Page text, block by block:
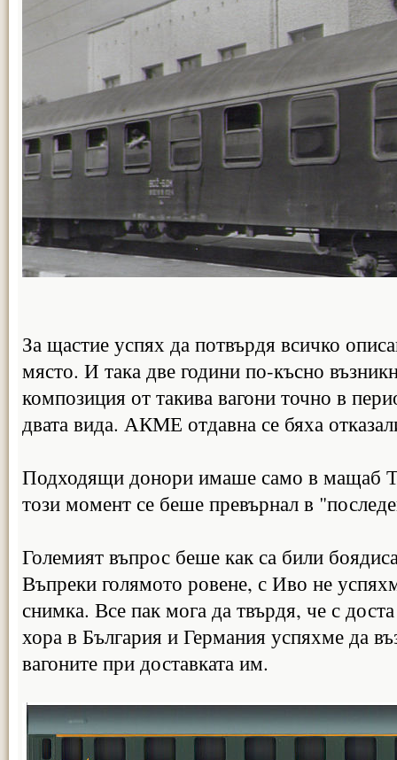
За щастие успях да потвърдя всичко
място. И така две години по-късно
композиция от такива вагони точно в
двата вида. АКМЕ отдавна се бяха
Подходящи донори имаше само в мащаб
този момент се беше превърнал в
Големият въпрос беше как са били
Въпреки голямото ровене, с Иво не
снимка. Все пак мога да твърдя, че с
хора в България и Германия успяхме да
вагоните при доставката им.